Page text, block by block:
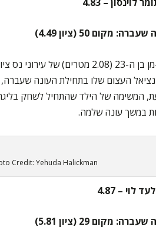
מקום 50 (ציון 4.49)
הביג-מן בן ה-23 (2.08 מטרים) של
העצום שלו בתחילת העונה
במשך עונה שלמה.
Credit: Yehuda Halickman
מקום 29 (ציון 5.81)